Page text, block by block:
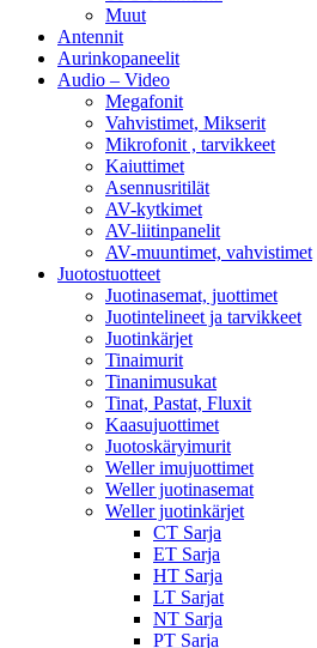
Muut
Antennit
Aurinkopaneelit
Audio – Video
Megafonit
Vahvistimet, Mikserit
Mikrofonit , tarvikkeet
Kaiuttimet
Asennusritilät
AV-kytkimet
AV-liitinpanelit
AV-muuntimet, vahvistimet
Juotostuotteet
Juotinasemat, juottimet
Juotintelineet ja tarvikkeet
Juotinkärjet
Tinaimurit
Tinanimusukat
Tinat, Pastat, Fluxit
Kaasujuottimet
Juotoskäryimurit
Weller imujuottimet
Weller juotinasemat
Weller juotinkärjet
CT Sarja
ET Sarja
HT Sarja
LT Sarjat
NT Sarja
PT Sarja